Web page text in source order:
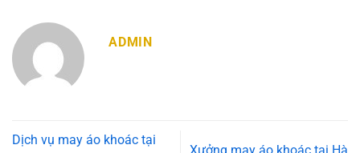
ADMIN
Dịch vụ may áo khoác tại
Xưởng may áo khoác tại Hà